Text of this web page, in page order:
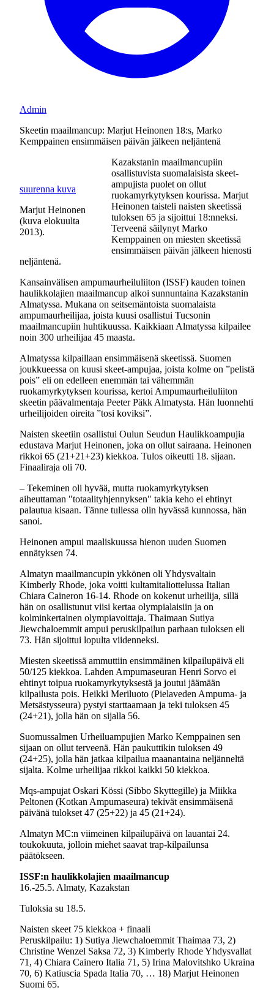
Admin
Skeetin maailmancup: Marjut Heinonen 18:s, Marko
Kemppainen ensimmäisen päivän jälkeen neljäntenä
suurenna kuva
Marjut Heinonen
(kuva elokuulta
2013).
Kazakstanin maailmancupiin
osallistuvista suomalaisista skeet-
ampujista puolet on ollut
ruokamyrkytyksen kourissa. Marjut
Heinonen taisteli naisten skeetissä
tuloksen 65 ja sijoittui 18:nneksi.
Terveenä säilynyt Marko
Kemppainen on miesten skeetissä
ensimmäisen päivän jälkeen hienosti
neljäntenä.
Kansainvälisen ampumaurheiluliiton (ISSF) kauden toinen
haulikkolajien maailmancup alkoi sunnuntaina Kazakstanin
Almatyssa. Mukana on seitsemäntoista suomalaista
ampumaurheilijaa, joista kuusi osallistui Tucsonin
maailmancupiin huhtikuussa. Kaikkiaan Almatyssa kilpailee
noin 300 urheilijaa 45 maasta.
Almatyssa kilpaillaan ensimmäisenä skeetissä. Suomen
joukkueessa on kuusi skeet-ampujaa, joista kolme on ”pelistä
pois” eli on edelleen enemmän tai vähemmän
ruokamyrkytyksen kourissa, kertoi Ampumaurheiluliiton
skeetin päävalmentaja Peeter Päkk Almatysta. Hän luonnehti
urheilijoiden oireita ”tosi koviksi”.
Naisten skeetiin osallistui Oulun Seudun Haulikkoampujia
edustava Marjut Heinonen, joka on ollut sairaana. Heinonen
rikkoi 65 (21+21+23) kiekkoa. Tulos oikeutti 18. sijaan.
Finaaliraja oli 70.
– Tekeminen oli hyvää, mutta ruokamyrkytyksen
aiheuttaman "totaalityhjennyksen" takia keho ei ehtinyt
palautua kisaan. Tänne tullessa olin hyvässä kunnossa, hän
sanoi.
Heinonen ampui maaliskuussa hienon uuden Suomen
ennätyksen 74.
Almatyn maailmancupin ykkönen oli Yhdysvaltain
Kimberly Rhode, joka voitti kultamitaliottelussa Italian
Chiara Caineron 16-14. Rhode on kokenut urheilija, sillä
hän on osallistunut viisi kertaa olympialaisiin ja on
kolminkertainen olympiavoittaja. Thaimaan Sutiya
Jiewchaloemmit ampui peruskilpailun parhaan tuloksen eli
73. Hän sijoittui lopulta viidenneksi.
Miesten skeetissä ammuttiin ensimmäinen kilpailupäivä eli
50/125 kiekkoa. Lahden Ampumaseuran Henri Sorvo ei
ehtinyt toipua ruokamyrkytyksestä ja joutui jäämään
kilpailusta pois. Heikki Meriluoto (Pielaveden Ampuma- ja
Metsästysseura) pystyi starttaamaan ja teki tuloksen 45
(24+21), jolla hän on sijalla 56.
Suomussalmen Urheiluampujien Marko Kemppainen sen
sijaan on ollut terveenä. Hän paukuttikin tuloksen 49
(24+25), jolla hän jatkaa kilpailua maanantaina neljänneltä
sijalta. Kolme urheilijaa rikkoi kaikki 50 kiekkoa.
Mqs-ampujat Oskari Kössi (Sibbo Skyttegille) ja Miikka
Peltonen (Kotkan Ampumaseura) tekivät ensimmäisenä
päivänä tulokset 47 (25+22) ja 45 (21+24).
Almatyn MC:n viimeinen kilpailupäivä on lauantai 24.
toukokuuta, jolloin miehet saavat trap-kilpailunsa
päätökseen.
ISSF:n haulikkolajien maailmancup
16.-25.5. Almaty, Kazakstan
Tuloksia su 18.5.
Naisten skeet 75 kiekkoa + finaali
Peruskilpailu: 1) Sutiya Jiewchaloemmit Thaimaa 73, 2)
Christine Wenzel Saksa 72, 3) Kimberly Rhode Yhdysvallat
71, 4) Chiara Cainero Italia 71, 5) Irina Malovitshko Ukraina
70, 6) Katiuscia Spada Italia 70, … 18) Marjut Heinonen
Suomi 65.